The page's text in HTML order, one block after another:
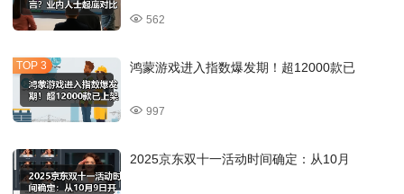
562
鸿蒙游戏进入指数爆发期！超12000款已
997
2025京东双十一活动时间确定：从10月